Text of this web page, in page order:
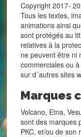
Copyright 2017-
Tous les textes,
animations ainsi
sont protégés au
relatives à la
ne peuvent être ni
commerciales ou
sur d´autres sites
Marques
Volcano, Etna,
sont des marques
PKC, et/ou de son